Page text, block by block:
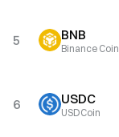
5 BNB
Binance Coin
6 USDC
USDCoin